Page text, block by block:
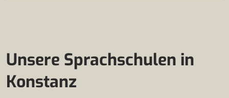
Unsere Sprachschulen in
Konstanz